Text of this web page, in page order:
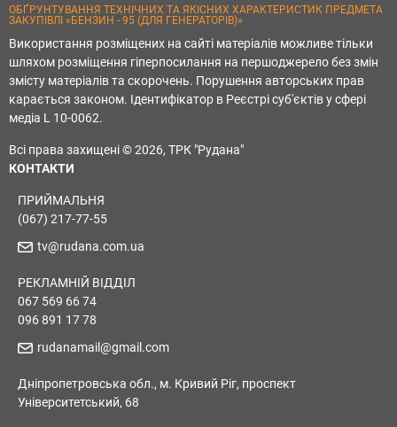
ОБҐРУНТУВАННЯ ТЕХНІЧНИХ ТА ЯКІСНИХ ХАРАКТЕРИСТИК ПРЕДМЕТА
ЗАКУПІВЛІ «БЕНЗИН - 95 (ДЛЯ ГЕНЕРАТОРІВ)»
Використання розміщених на сайті матеріалів можливе тільки
шляхом розміщення гіперпосилання на першоджерело без змін
змісту матеріалів та скорочень. Порушення авторських прав
карається законом. Ідентифікатор в Реєстрі суб'єктів у сфері
медіа L 10-0062.
Всі права захищені © 2026, ТРК "Рудана"
КОНТАКТИ
ПРИЙМАЛЬНЯ
(067) 217-77-55
tv@rudana.com.ua
РЕКЛАМНІЙ ВІДДІЛ
067 569 66 74
096 891 17 78
rudanamail@gmail.com
Дніпропетровська обл., м. Кривий Ріг, проспект
Університетський, 68